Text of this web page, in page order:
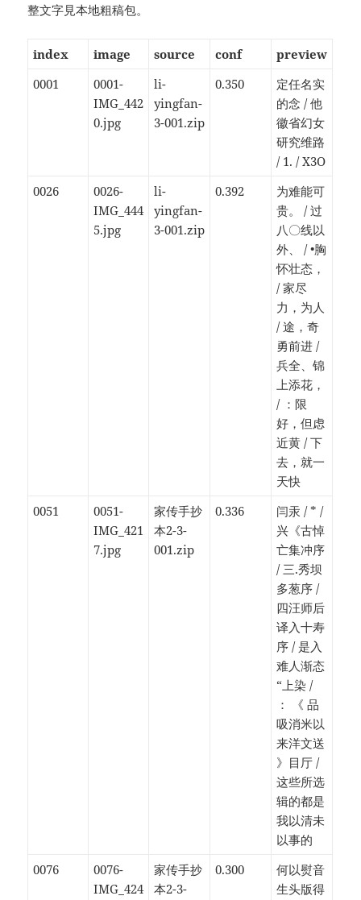
整文字見本地粗稿包。
index image source conf
preview
0001
0001-
IMG_442
0.jpg
li-
yingfan-
3-001.zip
0.350
定任名实
的念 / 他
徽省幻女
研究维路
/ 1. / X3O
0026
0026-
IMG_444
5.jpg
li-
yingfan-
3-001.zip
0.392
为难能可
贵。 / 过
八〇线以
外、 / •胸
怀壮态，
/ 家尽
力，为人
/ 途，奇
勇前进 /
兵全、锦
上添花，
/ ：限
好，但虑
近黄 / 下
去，就一
天快
0051
0051-
IMG_421
7.jpg
家传手抄
本2-3-
001.zip
0.336
闫汞 / * /
兴《古悼
亡集冲序
/ 三.秀坝
多葱序 /
四汪师后
译入十寿
序 / 是入
难人渐态
“上染 /
： 《 品
吸消米以
来洋文送
》目厅 /
这些所选
辑的都是
我以清未
以事的
0076
0076-
IMG_424
家传手抄
本2-3-
0.300
何以熨音
生头版得